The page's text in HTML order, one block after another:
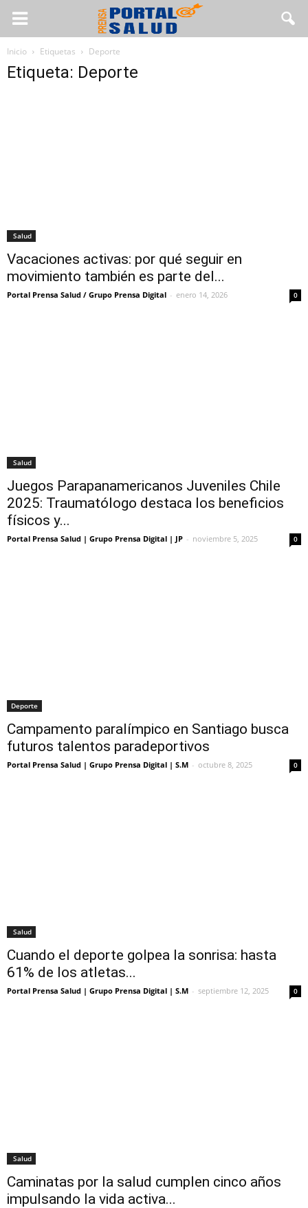
Inicio Etiquetas Deporte
Etiqueta: Deporte
Salud
Vacaciones activas: por qué seguir en
movimiento también es parte del...
Portal Prensa Salud / Grupo Prensa Digital - enero 14, 2026 0
Salud
Juegos Parapanamericanos Juveniles Chile
2025: Traumatólogo destaca los beneficios
físicos y...
Portal Prensa Salud | Grupo Prensa Digital | JP - noviembre 5, 2025 0
Deporte
Campamento paralímpico en Santiago busca
futuros talentos paradeportivos
Portal Prensa Salud | Grupo Prensa Digital | S.M - octubre 8, 2025 0
Salud
Cuando el deporte golpea la sonrisa: hasta
61% de los atletas...
Portal Prensa Salud | Grupo Prensa Digital | S.M - septiembre 12, 2025 0
Salud
Caminatas por la salud cumplen cinco años
impulsando la vida activa...